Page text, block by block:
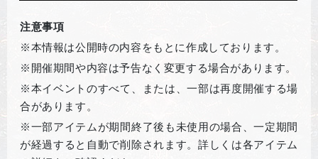
注意事項
※本情報は公開時の内容をもとに作成しております。
※開催期間や内容は予告なく変更する場合があります。
※本イベントのすべて、または、一部は再度開催する場
合があります。
※一部アイテムが期間終了後も未使用の場合、一定期間
が経過すると自動で削除されます。詳しくは各アイテム